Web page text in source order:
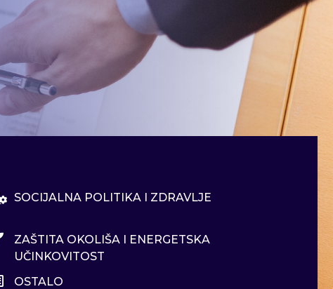
SOCIJALNA POLITIKA I ZDRAVLJE
ZAŠTITA OKOLIŠA I ENERGETSKA
UČINKOVITOST
OSTALO